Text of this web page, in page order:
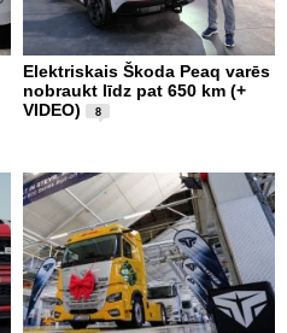
Elektriskais Škoda Peaq varēs
nobraukt līdz pat 650 km (+
VIDEO)
8